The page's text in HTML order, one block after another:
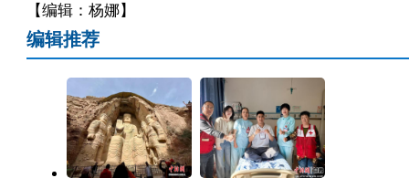
【编辑：杨娜】
编辑推荐